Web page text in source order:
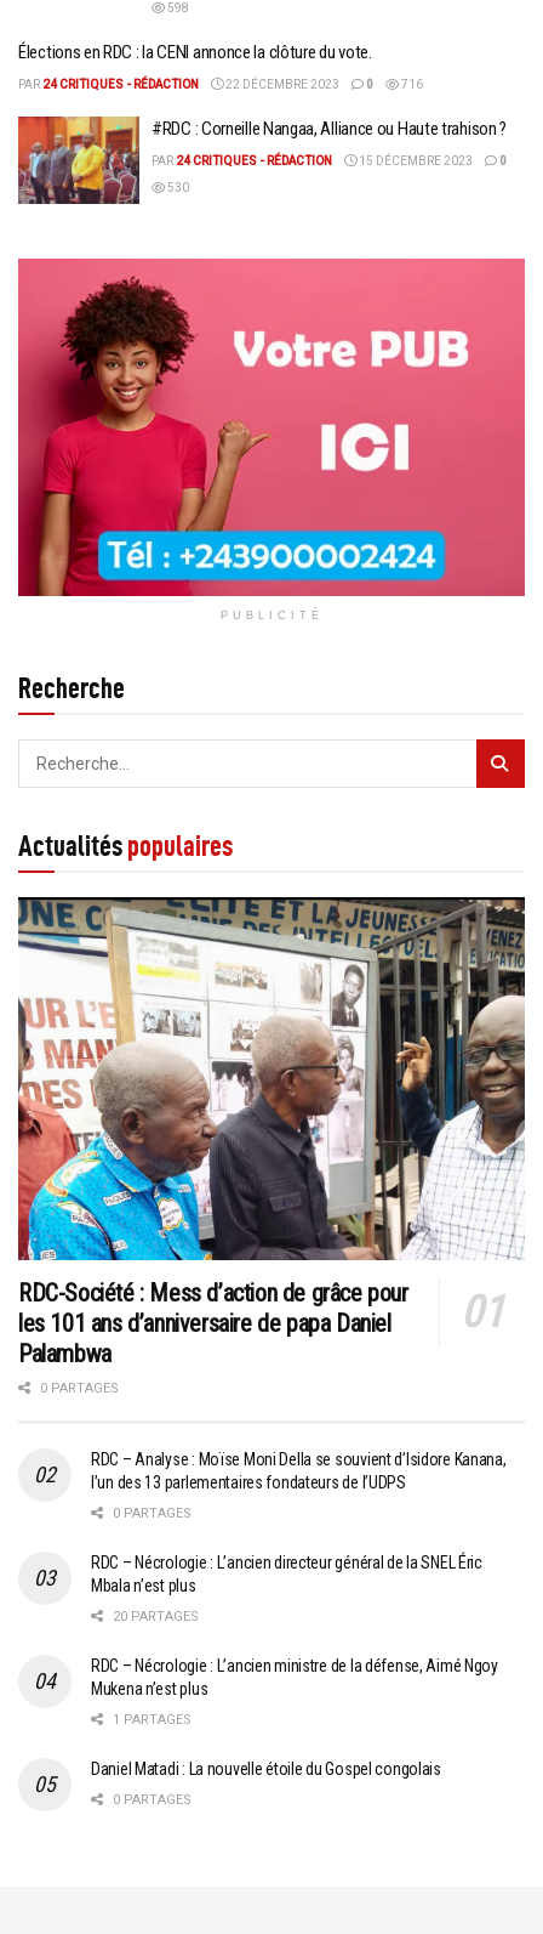
598
Élections en RDC : la CENI annonce la clôture du vote.
PAR 24 CRITIQUES - RÉDACTION 22 DÉCEMBRE 2023 0 716
#RDC : Corneille Nangaa, Alliance ou Haute trahison ?
PAR 24 CRITIQUES - RÉDACTION 15 DÉCEMBRE 2023
0
530
PUBLICITÉ
Recherche
Actualitéspopulaires
RDC-Société : Mess d’action de grâce pour
les 101 ans d’anniversaire de papa Daniel
Palambwa
0 PARTAGES
RDC – Analyse : Moïse Moni Della se souvient d’Isidore Kanana,
l’un des 13 parlementaires fondateurs de l’UDPS
0 PARTAGES
RDC – Nécrologie : L’ancien directeur général de la SNEL Éric
Mbala n’est plus
20 PARTAGES
RDC – Nécrologie : L’ancien ministre de la défense, Aimé Ngoy
Mukena n’est plus
1 PARTAGES
Daniel Matadi : La nouvelle étoile du Gospel congolais
0 PARTAGES